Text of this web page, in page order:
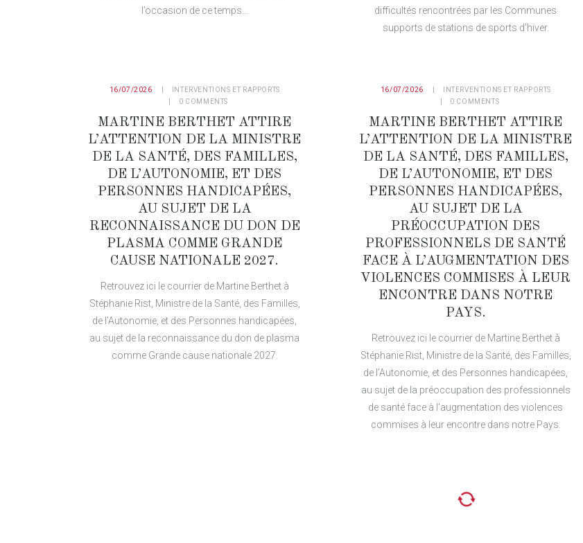
l’occasion de ce temps…
difficultés rencontrées par les Communes
supports de stations de sports d’hiver.
16/07/2026
INTERVENTIONS ET RAPPORTS
0 COMMENTS
MARTINE BERTHET ATTIRE
L’ATTENTION DE LA MINISTRE
DE LA SANTÉ, DES FAMILLES,
DE L’AUTONOMIE, ET DES
PERSONNES HANDICAPÉES,
AU SUJET DE LA
RECONNAISSANCE DU DON DE
PLASMA COMME GRANDE
CAUSE NATIONALE 2027.
Retrouvez ici le courrier de Martine Berthet à
Stéphanie Rist, Ministre de la Santé, des Familles,
de l’Autonomie, et des Personnes handicapées,
au sujet de la reconnaissance du don de plasma
comme Grande cause nationale 2027.
16/07/2026
INTERVENTIONS ET RAPPORTS
0 COMMENTS
MARTINE BERTHET ATTIRE
L’ATTENTION DE LA MINISTRE
DE LA SANTÉ, DES FAMILLES,
DE L’AUTONOMIE, ET DES
PERSONNES HANDICAPÉES,
AU SUJET DE LA
PRÉOCCUPATION DES
PROFESSIONNELS DE SANTÉ
FACE À L’AUGMENTATION DES
VIOLENCES COMMISES À LEUR
ENCONTRE DANS NOTRE
PAYS.
Retrouvez ici le courrier de Martine Berthet à
Stéphanie Rist, Ministre de la Santé, des Familles,
de l’Autonomie, et des Personnes handicapées,
au sujet de la préoccupation des professionnels
de santé face à l’augmentation des violences
commises à leur encontre dans notre Pays.